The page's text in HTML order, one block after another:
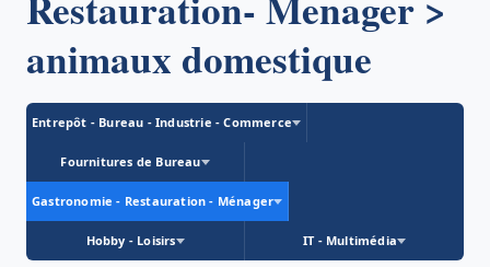
animaux domestique
Entrepôt - Bureau - Industrie - Commerce
Fournitures de Bureau
Gastronomie - Restauration - Ménager
Hobby - Loisirs IT - Multimédia